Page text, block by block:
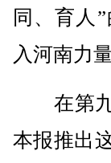
同、育人
入河南力量
在第九
本报推出